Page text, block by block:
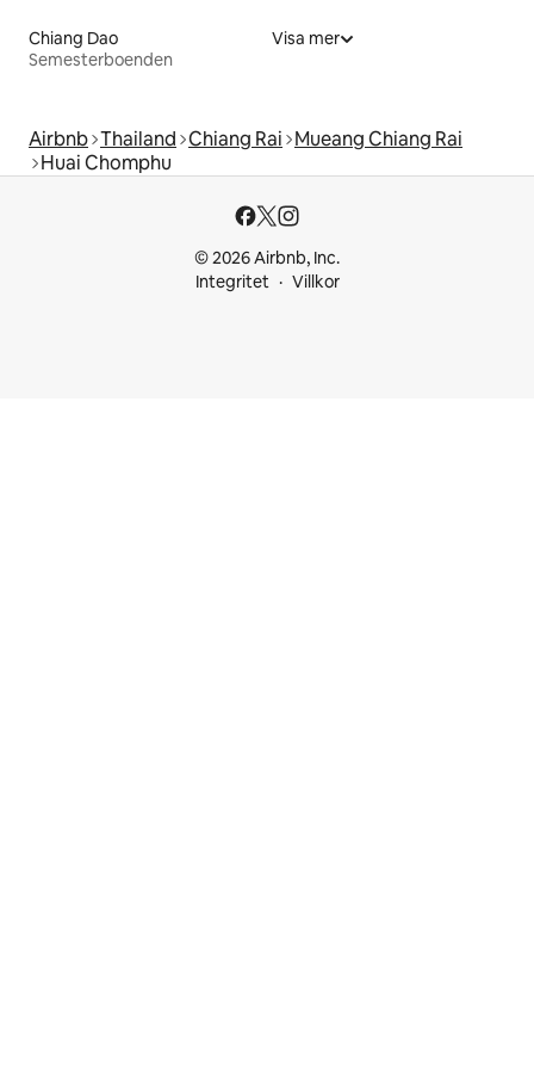
Chiang Dao
Semesterboenden
Visa mer
Airbnb Thailand Chiang Rai Mueang Chiang Rai
Huai Chomphu
© 2026 Airbnb, Inc.
Integritet
Villkor